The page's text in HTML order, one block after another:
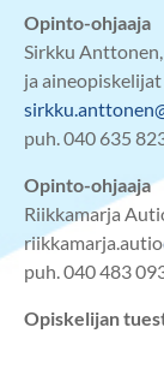
Opinto-ohjaaja
Sirkku
ja aineopiskelijat
puh. 040 635
Opinto-ohjaaja
Riikkamarja
riikkamarja.autio
puh. 040 483
Opiskelijan